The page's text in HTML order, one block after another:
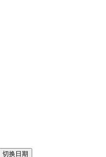
切换日期